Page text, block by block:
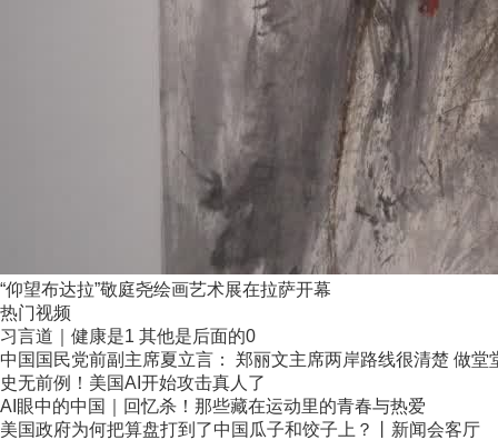
“仰望布达拉”敬庭尧绘画艺术展在拉萨开幕
热门视频
习言道｜健康是1 其他是后面的0
中国国民党前副主席夏立言： 郑丽文主席两岸路线很清楚 做堂
史无前例！美国AI开始攻击真人了
AI眼中的中国｜回忆杀！那些藏在运动里的青春与热爱
美国政府为何把算盘打到了中国瓜子和饺子上？丨新闻会客厅